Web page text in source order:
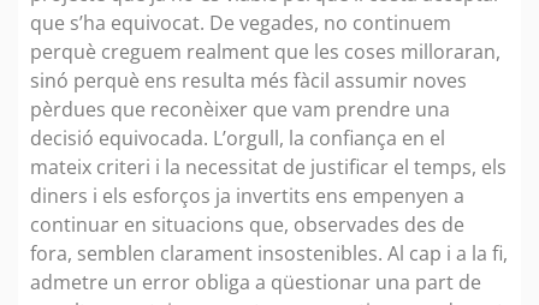
que s’ha equivocat. De vegades, no continuem
perquè creguem realment que les coses milloraran,
sinó perquè ens resulta més fàcil assumir noves
pèrdues que reconèixer que vam prendre una
decisió equivocada. L’orgull, la confiança en el
mateix criteri i la necessitat de justificar el temps, els
diners i els esforços ja invertits ens empenyen a
continuar en situacions que, observades des de
fora, semblen clarament insostenibles. Al cap i a la fi,
admetre un error obliga a qüestionar una part de